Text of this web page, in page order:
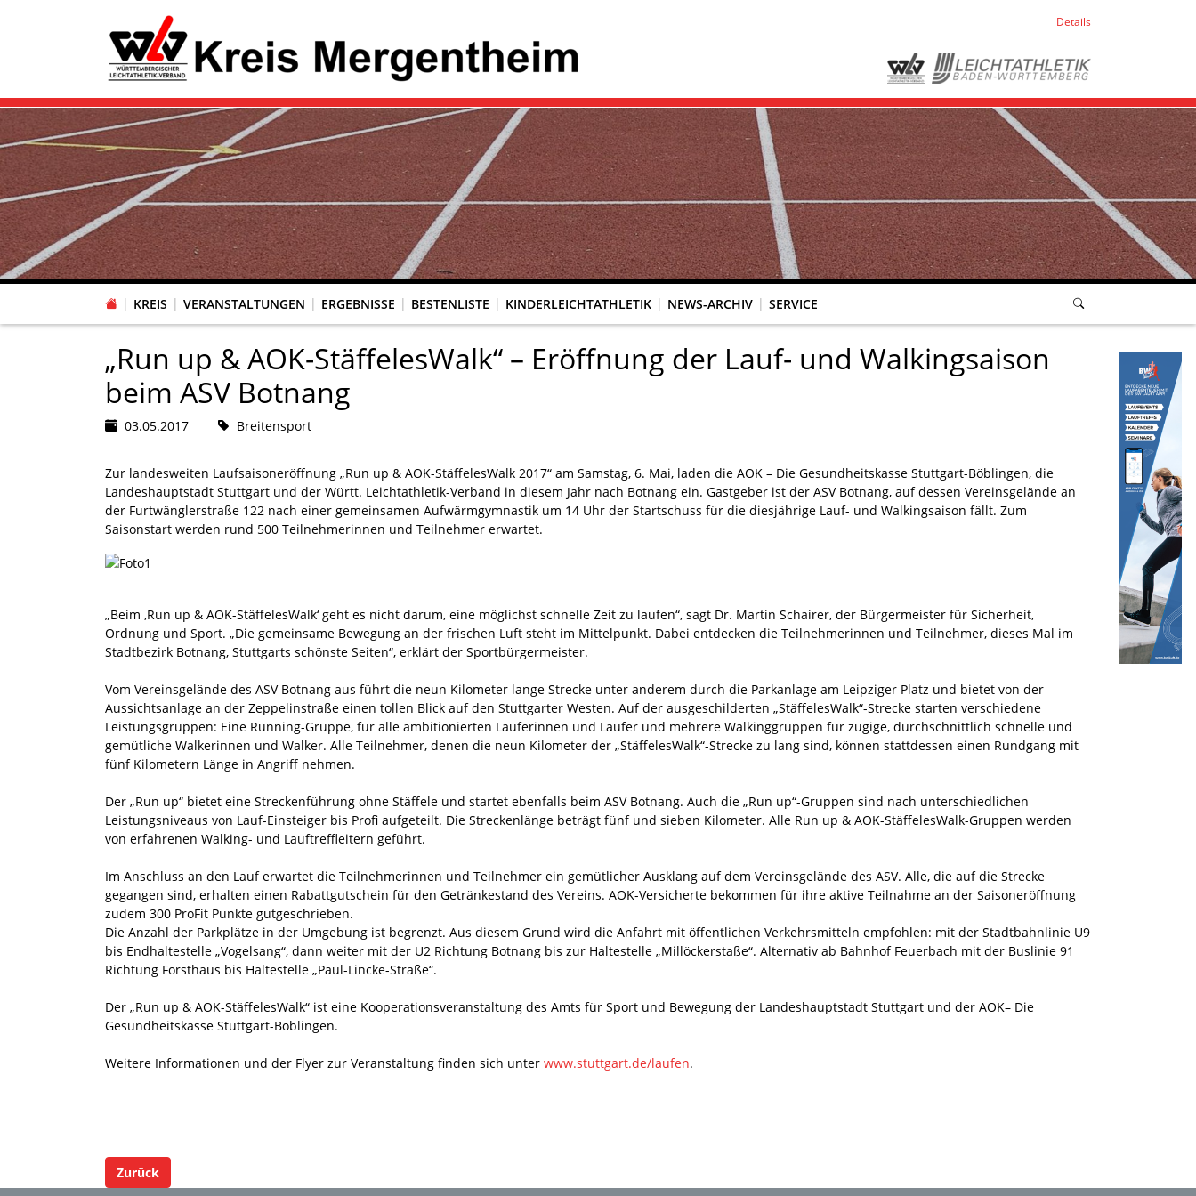
Details
KREIS VERANSTALTUNGEN ERGEBNISSE BESTENLISTE KINDERLEICHTATHLETIK NEWS-ARCHIV SERVICE
„Run up & AOK-StäffelesWalk“ – Eröffnung der Lauf- und Walkingsaison
beim ASV Botnang
03.05.2017 Breitensport
Zur landesweiten Laufsaisoneröffnung „Run up & AOK-StäffelesWalk 2017“ am Samstag, 6. Mai, laden die AOK – Die Gesundheitskasse Stuttgart-Böblingen, die
Landeshauptstadt Stuttgart und der Württ. Leichtathletik-Verband in diesem Jahr nach Botnang ein. Gastgeber ist der ASV Botnang, auf dessen Vereinsgelände an
der Furtwänglerstraße 122 nach einer gemeinsamen Aufwärmgymnastik um 14 Uhr der Startschuss für die diesjährige Lauf- und Walkingsaison fällt. Zum
Saisonstart werden rund 500 Teilnehmerinnen und Teilnehmer erwartet.
„Beim ‚Run up & AOK-StäffelesWalk‘ geht es nicht darum, eine möglichst schnelle Zeit zu laufen“, sagt Dr. Martin Schairer, der Bürgermeister für Sicherheit,
Ordnung und Sport. „Die gemeinsame Bewegung an der frischen Luft steht im Mittelpunkt. Dabei entdecken die Teilnehmerinnen und Teilnehmer, dieses Mal im
Stadtbezirk Botnang, Stuttgarts schönste Seiten“, erklärt der Sportbürgermeister.
Vom Vereinsgelände des ASV Botnang aus führt die neun Kilometer lange Strecke unter anderem durch die Parkanlage am Leipziger Platz und bietet von der
Aussichtsanlage an der Zeppelinstraße einen tollen Blick auf den Stuttgarter Westen. Auf der ausgeschilderten „StäffelesWalk“-Strecke starten verschiedene
Leistungsgruppen: Eine Running-Gruppe, für alle ambitionierten Läuferinnen und Läufer und mehrere Walkinggruppen für zügige, durchschnittlich schnelle und
gemütliche Walkerinnen und Walker. Alle Teilnehmer, denen die neun Kilometer der „StäffelesWalk“-Strecke zu lang sind, können stattdessen einen Rundgang mit
fünf Kilometern Länge in Angriff nehmen.
Der „Run up“ bietet eine Streckenführung ohne Stäffele und startet ebenfalls beim ASV Botnang. Auch die „Run up“-Gruppen sind nach unterschiedlichen
Leistungsniveaus von Lauf-Einsteiger bis Profi aufgeteilt. Die Streckenlänge beträgt fünf und sieben Kilometer. Alle Run up & AOK-StäffelesWalk-Gruppen werden
von erfahrenen Walking- und Lauftreffleitern geführt.
Im Anschluss an den Lauf erwartet die Teilnehmerinnen und Teilnehmer ein gemütlicher Ausklang auf dem Vereinsgelände des ASV. Alle, die auf die Strecke
gegangen sind, erhalten einen Rabattgutschein für den Getränkestand des Vereins. AOK-Versicherte bekommen für ihre aktive Teilnahme an der Saisoneröffnung
zudem 300 ProFit Punkte gutgeschrieben.
Die Anzahl der Parkplätze in der Umgebung ist begrenzt. Aus diesem Grund wird die Anfahrt mit öffentlichen Verkehrsmitteln empfohlen: mit der Stadtbahnlinie U9
bis Endhaltestelle „Vogelsang“, dann weiter mit der U2 Richtung Botnang bis zur Haltestelle „Millöckerstaße“. Alternativ ab Bahnhof Feuerbach mit der Buslinie 91
Richtung Forsthaus bis Haltestelle „Paul-Lincke-Straße“.
Der „Run up & AOK-StäffelesWalk“ ist eine Kooperationsveranstaltung des Amts für Sport und Bewegung der Landeshauptstadt Stuttgart und der AOK– Die
Gesundheitskasse Stuttgart-Böblingen.
Weitere Informationen und der Flyer zur Veranstaltung finden sich unter www.stuttgart.de/laufen.
Zurück